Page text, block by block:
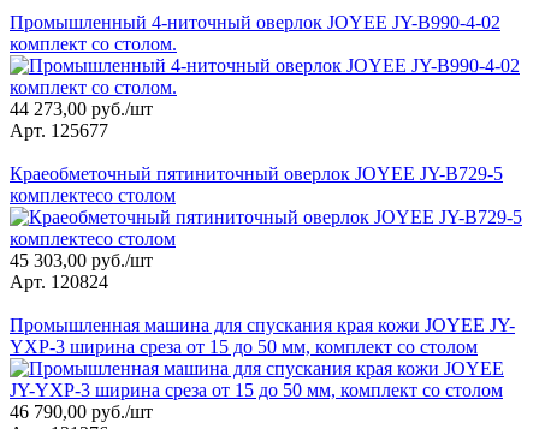
Промышленный 4-ниточный оверлок JOYEE JY-B990-4-02
комплект со столом.
44 273,00 руб./шт
Арт. 125677
Краеобметочный пятиниточный оверлок JOYEE JY-B729-5
комплектесо столом
45 303,00 руб./шт
Арт. 120824
Промышленная машина для спускания края кожи JOYEE JY-
YXP-3 ширина среза от 15 до 50 мм, комплект со столом
46 790,00 руб./шт